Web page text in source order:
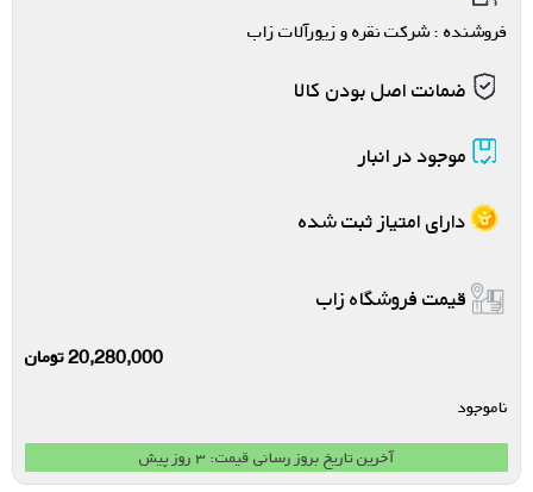
فروشنده : شرکت نقره و زیورآلات زاب
ضمانت اصل بودن کالا
موجود در انبار
دارای امتیاز ثبت شده
قیمت فروشگاه زاب
20,280,000تومان
ناموجود
آخرین تاریخ بروز رسانی قیمت: ۳ روز پیش